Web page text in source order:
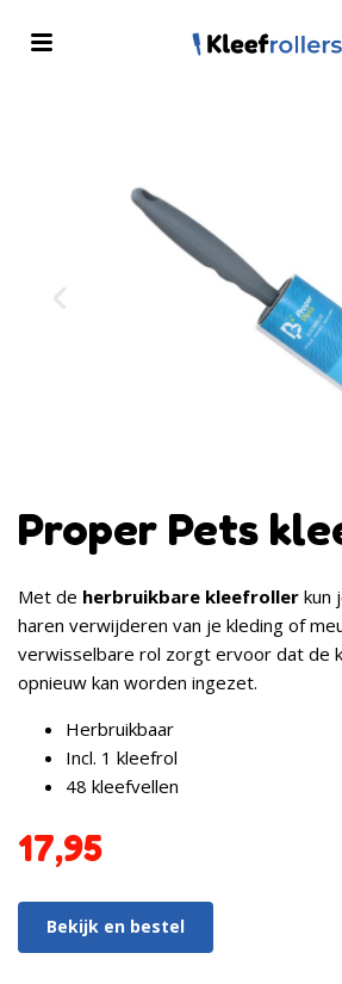
Proper Pets
Met de herbruikbare kleefroller kun
haren verwijderen van je kleding of
verwisselbare rol zorgt ervoor dat de
opnieuw kan worden ingezet.
Herbruikbaar
Incl. 1 kleefrol
48 kleefvellen
17,95
Bekijk en bestel